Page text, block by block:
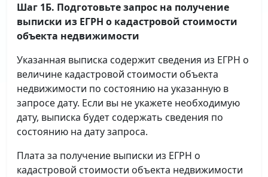
Шаг 1Б. Подготовьте запрос на получение
выписки из ЕГРН о кадастровой стоимости
объекта недвижимости
Указанная выписка содержит сведения из ЕГРН о
величине кадастровой стоимости объекта
недвижимости по состоянию на указанную в
запросе дату. Если вы не укажете необходимую
дату, выписка будет содержать сведения по
состоянию на дату запроса.
Плата за получение выписки из ЕГРН о
кадастровой стоимости объекта недвижимости